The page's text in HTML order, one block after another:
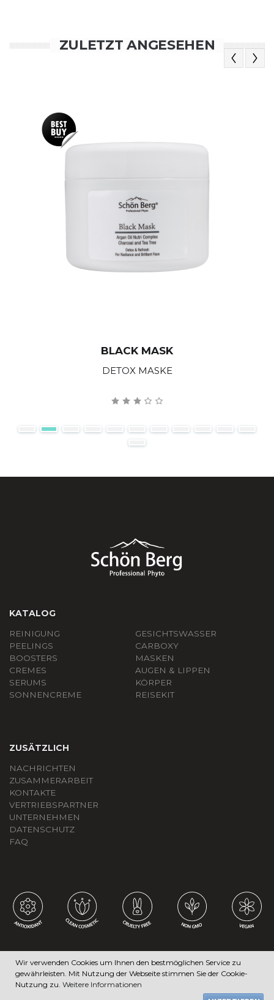
ZULETZT ANGESEHEN
Previous
BLACK MASK
DETOX MASKE
Next
KATALOG
REINIGUNG
GESICHTSWASSER
PEELINGS
СARBOXY
BOOSTERS
MASKEN
CREMES
AUGEN & LIPPEN
SERUMS
KÖRPER
SONNENCREME
REISEKIT
ZUSÄTZLICH
NACHRICHTEN
ZUSAMMERARBEIT
KONTAKTE
VERTRIEBSPARTNER
UNTERNEHMEN
DATENSCHUTZ
FAQ
© SB. Alle rechte vorbehalten.
Wir verwenden Cookies um Ihnen den bestmöglichen Service zu
gewährleisten. Mit Nutzung der Webseite stimmen Sie der Cookie-
Nutzung zu. Weitere Informationen